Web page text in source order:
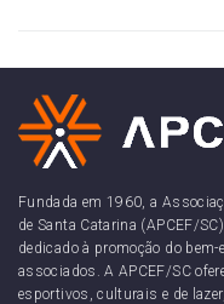
Fundada em 1960, a
de Santa Catarina (APCEF/
dedicado à promoção do
associados. A APCEF/SC
esportivos, culturais e de